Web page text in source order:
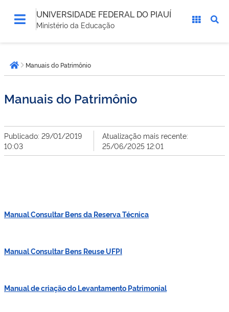
UNIVERSIDADE FEDERAL DO PIAUÍ
Ministério da Educação
está
aqui:Página inicial
Manuais do Patrimônio
Manuais do Patrimônio
Publicado: 29/01/2019
10:03
Atualização mais recente:
25/06/2025 12:01
Manual Consultar Bens da Reserva Técnica
Manual Consultar Bens Reuse UFPI
Manual de criação do Levantamento Patrimonial